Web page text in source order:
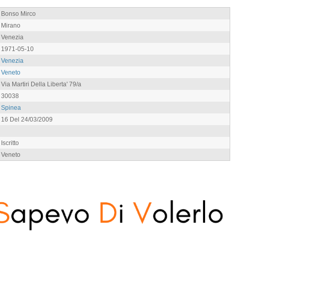
Bonso Mirco
Mirano
Venezia
1971-05-10
Venezia
Veneto
Via Martiri Della Liberta' 79/a
30038
Spinea
16 Del 24/03/2009
Iscritto
Veneto